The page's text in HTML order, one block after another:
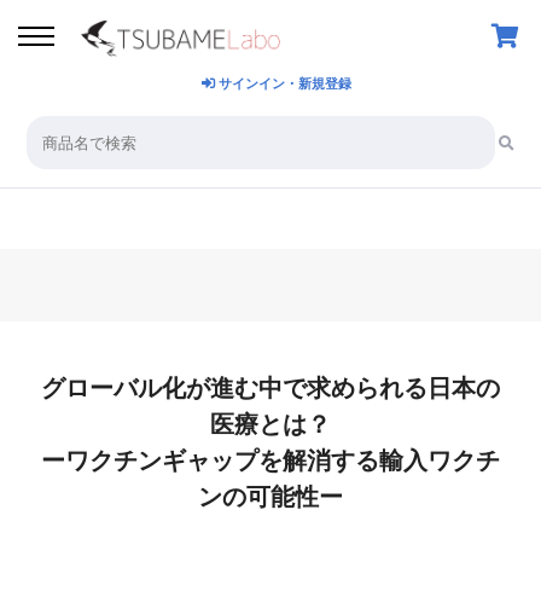
サインイン・新規登録
グローバル化が進む中で求められる日本の
医療とは？
ーワクチンギャップを解消する輸入ワクチ
ンの可能性ー